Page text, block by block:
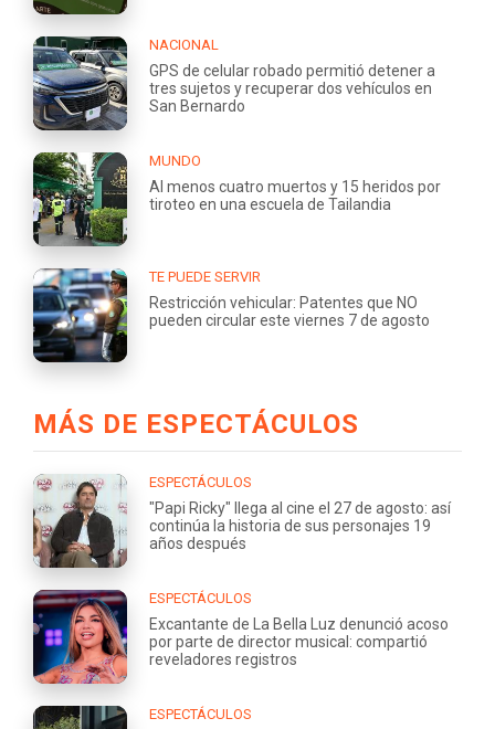
NACIONAL
GPS de celular robado permitió detener a
tres sujetos y recuperar dos vehículos en
San Bernardo
MUNDO
Al menos cuatro muertos y 15 heridos por
tiroteo en una escuela de Tailandia
TE PUEDE SERVIR
Restricción vehicular: Patentes que NO
pueden circular este viernes 7 de agosto
MÁS DE ESPECTÁCULOS
ESPECTÁCULOS
"Papi Ricky" llega al cine el 27 de agosto: así
continúa la historia de sus personajes 19
años después
ESPECTÁCULOS
Excantante de La Bella Luz denunció acoso
por parte de director musical: compartió
reveladores registros
ESPECTÁCULOS